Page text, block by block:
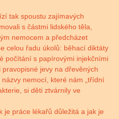
tak spoustu zajímavých
s částmi lidského těla,
nemocem a předcházet
celou řadu úkolů: běhací diktáty
počítání s papírovými injekčními
jevy na dřevěných
nemocí, které nám „třídní
si děti ztvárnily ve
je práce lékařů důležitá a jak je